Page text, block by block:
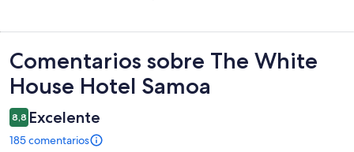
Comentarios
Comentarios sobre The White
House Hotel Samoa
8,8 Excelente
185 comentarios